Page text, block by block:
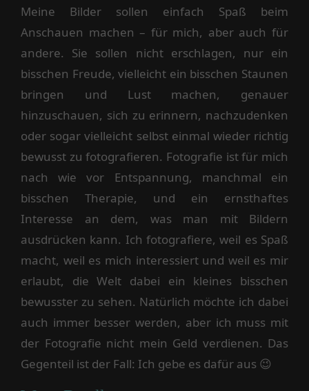
Meine Bilder sollen einfach Spaß beim
Anschauen machen – für mich, aber auch für
andere. Sie sollen nicht erschlagen, nur ein
bisschen Freude, vielleicht ein bisschen Staunen
bringen und Lust machen, genauer
hinzuschauen, sich zu erinnern, nachzudenken
oder sogar vielleicht selbst einmal wieder richtig
bewusst zu fotografieren. Fotografie ist für mich
nach wie vor Entspannung, manchmal ein
bisschen Therapie, und ein ernsthaftes
Interesse an dem, was man mit Bildern
ausdrücken kann. Ich fotografiere, weil es Spaß
macht, weil es mich interessiert und weil es mir
erlaubt, die Welt dabei ein kleines bisschen
bewusster zu sehen. Natürlich möchte ich dabei
auch immer besser werden, aber ich muss mit
der Fotografie nicht mein Geld verdienen. Das
Gegenteil ist der Fall: Ich gebe es dafür aus 😉